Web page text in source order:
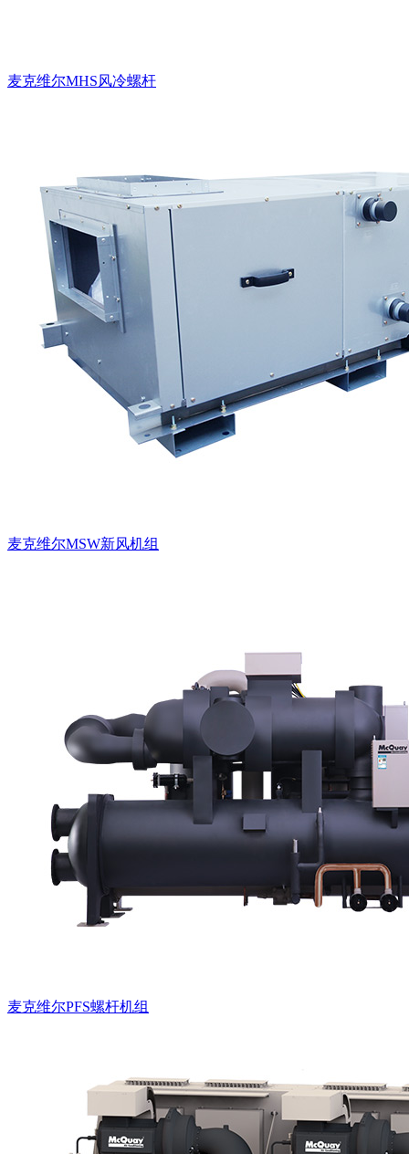
麦克维尔MHS风冷螺杆
麦克维尔MSW新风机组
麦克维尔PFS螺杆机组